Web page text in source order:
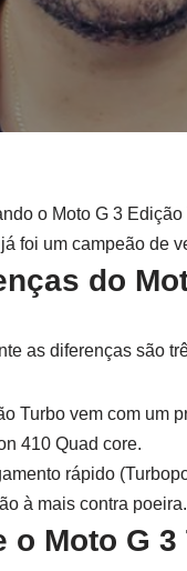
o Moto G 3
foi um campeão de
do
as diferenças são
Turbo vem com um
410 Quad core.
rápido
à mais contra
o Moto G 3